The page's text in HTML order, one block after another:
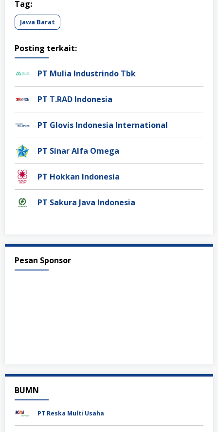
Tag:
Jawa Barat
Posting terkait:
PT Mulia Industrindo Tbk
PT T.RAD Indonesia
PT Glovis Indonesia International
PT Sinar Alfa Omega
PT Hokkan Indonesia
PT Sakura Java Indonesia
Pesan Sponsor
BUMN
PT Reska Multi Usaha